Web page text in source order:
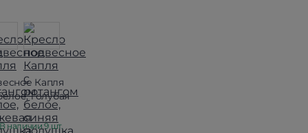
Капля
голубая
наличии 9 шт.